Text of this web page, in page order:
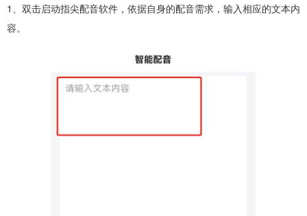
1、双击启动指尖配音软件，依据自身的配音需求，输入相应的文本内
容。